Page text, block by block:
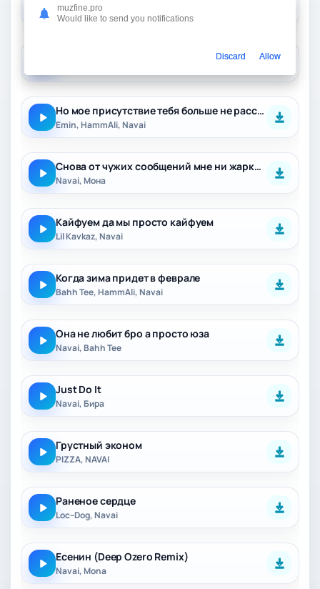
HammAli, Navai
А я озорной гуляка и мне всё до фени
Но мое присутствие тебя больше не расстроит
Emin, HammAli, Navai
Снова от чужих сообщений мне ни жарко ни холодно
Navai, Мона
Кайфуем да мы просто кайфуем
Lil Kavkaz, Navai
Когда зима придет в феврале
Bahh Tee, HammAli, Navai
Она не любит бро а просто юза
Navai, Bahh Tee
Just Do It
Navai, Бира
Грустный эконом
PIZZA, NAVAI
Раненое сердце
Loc–Dog, Navai
Есенин (Deep Ozero Remix)
Navai, Mona
muzfine.pro
Would like to send you notifications
Discard Allow